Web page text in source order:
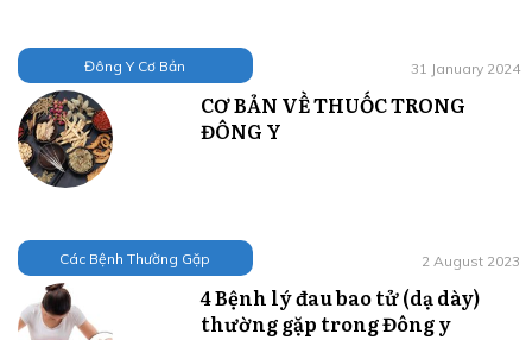
Đông Y Cơ Bản 31 January 2024
CƠ BẢN VỀ THUỐC TRONG
ĐÔNG Y
Các Bệnh Thường Gặp 2 August 2023
4 Bệnh lý đau bao tử (dạ dày)
thường gặp trong Đông y